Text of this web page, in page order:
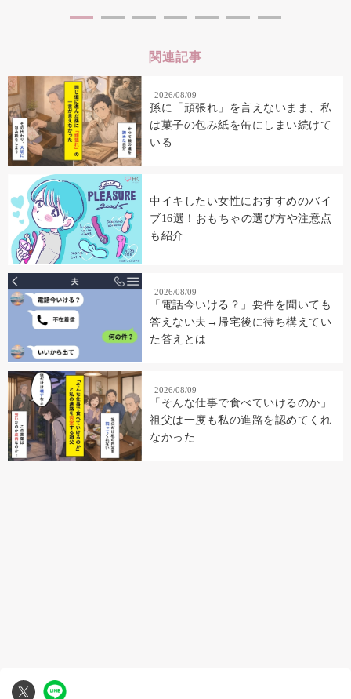
関連記事
2026/08/09
孫に「頑張れ」を言えないまま、私
は菓子の包み紙を缶にしまい続けて
いる
中イキしたい女性におすすめのバイ
ブ16選！おもちゃの選び方や注意点
も紹介
2026/08/09
「電話今いける？」要件を聞いても
答えない夫→帰宅後に待ち構えてい
た答えとは
2026/08/09
「そんな仕事で食べていけるのか」
祖父は一度も私の進路を認めてくれ
なかった